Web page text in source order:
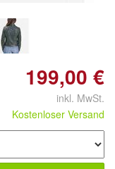
199,00 €
inkl. MwSt.
Kostenloser Versand